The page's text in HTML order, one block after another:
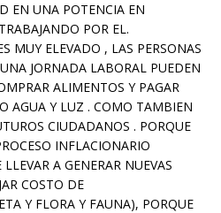
EN UNA POTENCIA EN
POR EL.
MUY ELEVADO , LAS PERSONAS
JORNADA LABORAL PUEDEN
ALIMENTOS Y PAGAR
AGUA Y LUZ . COMO TAMBIEN
CIUDADANOS . PORQUE
INFLACIONARIO
A GENERAR NUEVAS
COSTO DE
Y FLORA Y FAUNA), PORQUE